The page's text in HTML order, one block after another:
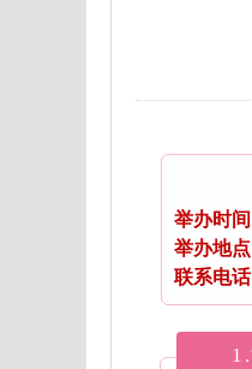
举办时间
举办地点
联系电话